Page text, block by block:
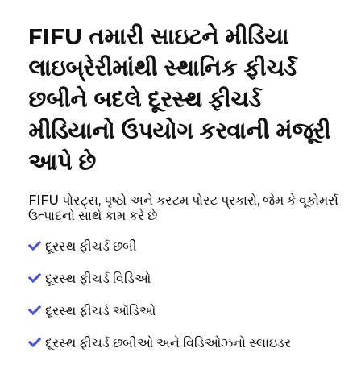
FIFU તમારી સાઇટને મીડિયા
લાઇબ્રેરીમાંથી સ્થાનિક ફીચર્ડ
છબીને બદલે દૂરસ્થ ફીચર્ડ
મીડિયાનો ઉપયોગ કરવાની મંજૂરી
આપે છે
FIFU પોસ્ટ્સ, પૃષ્ઠો અને કસ્ટમ પોસ્ટ પ્રકારો, જેમ કે વૂકોમર્સ
ઉત્પાદનો સાથે કામ કરે છે
દૂરસ્થ ફીચર્ડ છબી
દૂરસ્થ ફીચર્ડ વિડિઓ
દૂરસ્થ ફીચર્ડ ઑડિઓ
દૂરસ્થ ફીચર્ડ છબીઓ અને વિડિઓઝનો સ્લાઇડર